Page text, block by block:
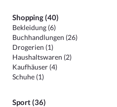
Shopping (40)
Bekleidung (6)
Buchhandlungen (26)
Drogerien (1)
Haushaltswaren (2)
Kaufhäuser (4)
Schuhe (1)
Sport (36)